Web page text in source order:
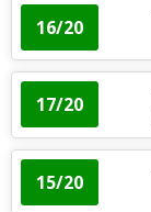
16/20
17/20
15/20